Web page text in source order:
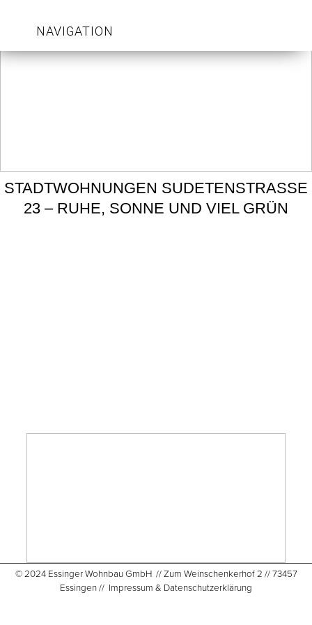
NAVIGATION
STADTWOHNUNGEN SUDETENSTRASSE
23 – RUHE, SONNE UND VIEL GRÜN
© 2024 Essinger Wohnbau GmbH // Zum Weinschenkerhof 2 // 73457
Essingen // Impressum & Datenschutzerklärung